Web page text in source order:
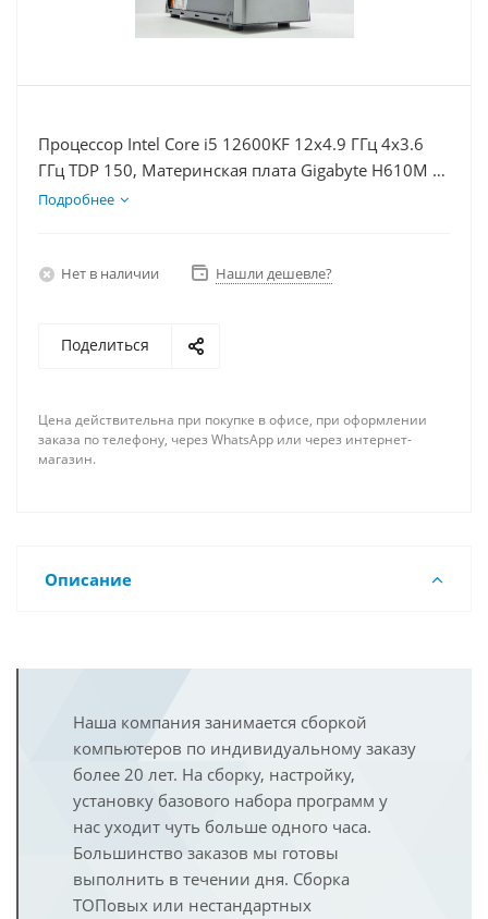
Процессор Intel Core i5 12600KF 12x4.9 ГГц 4x3.6
ГГц TDP 150, Материнская плата Gigabyte H610M K,
Видеокарта RX 6400 4Гб, Память DDR4 32Gb,
Подробнее
Нет в наличии Нашли дешевле?
Поделиться
Цена действительна при покупке в офисе, при оформлении
заказа по телефону, через WhatsApp или через интернет-
магазин.
Описание
Наша компания занимается сборкой
компьютеров по индивидуальному заказу
более 20 лет. На сборку, настройку,
установку базового набора программ у
нас уходит чуть больше одного часа.
Большинство заказов мы готовы
выполнить в течении дня. Сборка
ТОПовых или нестандартных